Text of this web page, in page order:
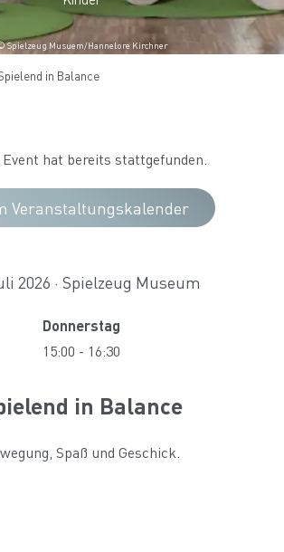
Spielzeug Musuem/Hannelore Kirchner
in Balance
Event hat bereits stattgefunden.
Veranstaltungskalender
2026 · Spielzeug Museum
Donnerstag
15:00 - 16:30
in Balance
Spaß und Geschick.